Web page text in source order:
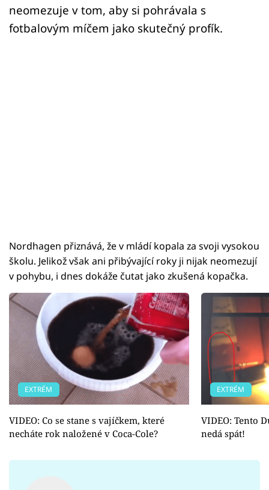
neomezuje v tom, aby si pohrávala s
fotbalovým míčem jako skutečný profík.
Nordhagen přiznává, že v mládí kopala za svoji vysokou
školu. Jelikož však ani přibývající roky ji nijak neomezují
v pohybu, i dnes dokáže čutat jako zkušená kopačka.
EXTRÉM
VIDEO: Co se stane s vajíčkem, které
necháte rok naložené v Coca-Cole?
EXTRÉM
VIDEO: Tento
nedá spát!